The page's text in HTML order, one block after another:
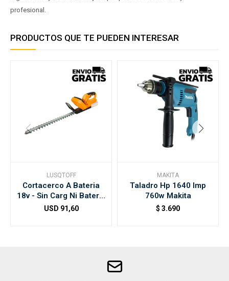
profesional.
PRODUCTOS QUE TE PUEDEN INTERESAR
LUSQTOFF
Cortacerco A Bateria
18v - Sin Carg Ni Bateria
Lusqtoff
USD 91,60
MAKITA
Taladro Hp 1640 Imp
760w Makita
$ 3.690